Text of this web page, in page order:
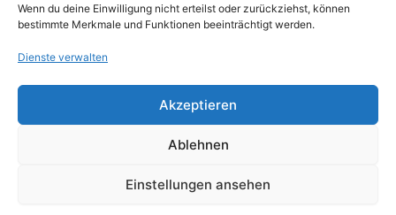
Wenn du deine Einwilligung nicht erteilst oder zurückziehst, können
bestimmte Merkmale und Funktionen beeinträchtigt werden.
Dienste verwalten
Akzeptieren
Ablehnen
Einstellungen ansehen
Versand und Lieferung
Zahlungsarten
Copyright © 2026 Pfandpirat | Präsentiert vonZimmermanns
Internet & PR-Beratung
Instagram